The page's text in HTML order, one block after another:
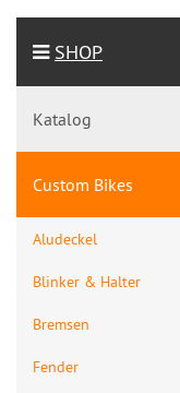
SHOP
Katalog
Custom Bikes
Aludeckel
Blinker & Halter
Bremsen
Fender